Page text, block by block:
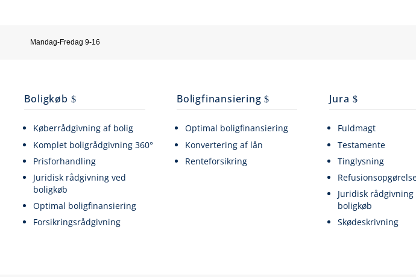
Mandag-Fredag 9-16
Boligkøb
Køberrådgivning af bolig
Komplet boligrådgivning 360°
Prisforhandling
Juridisk rådgivning ved
boligkøb
Optimal boligfinansiering
Forsikringsrådgivning
Boligfinansiering
Optimal boligfinansiering
Konvertering af lån
Renteforsikring
Jura
Fuldmagt
Testamente
Tinglysning
Juridisk rådgivning
boligkøb
Skødeskrivning